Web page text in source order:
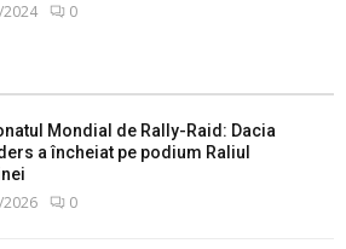
0
Mondial de Rally-Raid: Dacia
a încheiat pe podium Raliul
0